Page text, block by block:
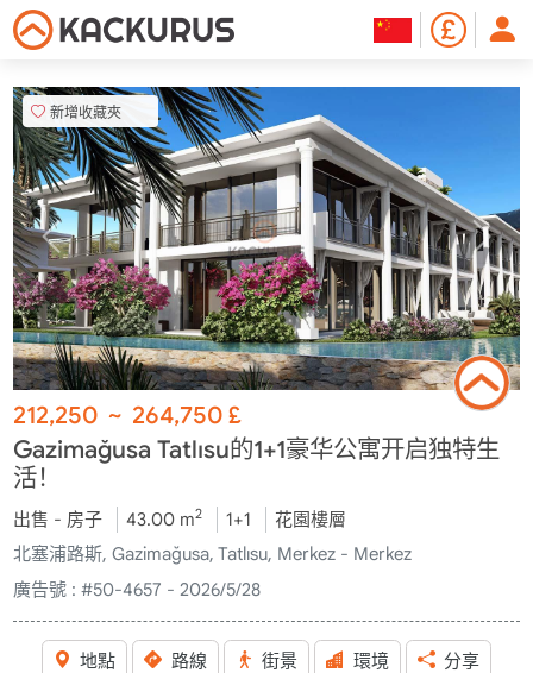
新增收藏夾
212,250 ~ 264,750£
Gazimağusa Tatlısu的1+1豪华公寓开启独特生
活！
出售 - 房子 43.00 m2 1+1
花園樓層
北塞浦路斯, Gazimağusa, Tatlısu, Merkez - Merkez
廣告號 : #50-4657 - 2026/5/28
地點 路線 街景 環境 分享